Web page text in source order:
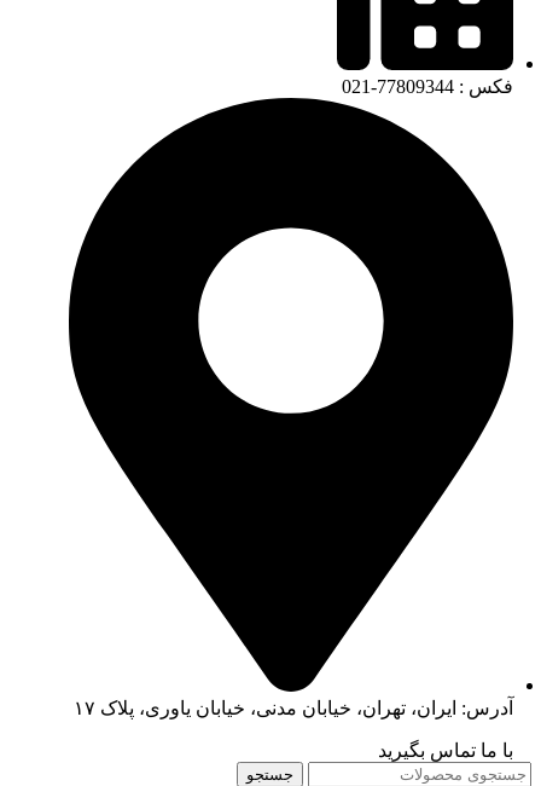
فکس : 77809344-021
آدرس: ایران، تهران، خیابان مدنی، خیابان یاوری، پلاک ۱۷
با ما تماس بگیرید
جستجو